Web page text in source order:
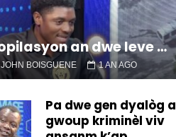
Popilasyon an dwe leve kanpe pou chanje sitiyasyon kawotik l’ap viv nan peyi a.
JOHN BOISGUENE 1 AN AGO
Pa dwe gen dyalòg a
gwoup kriminèl viv